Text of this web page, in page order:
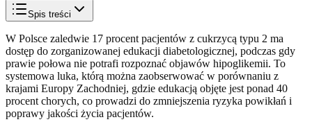
Spis treści
W Polsce zaledwie 17 procent pacjentów z cukrzycą typu 2 ma
dostęp do zorganizowanej edukacji diabetologicznej, podczas gdy
prawie połowa nie potrafi rozpoznać objawów hipoglikemii. To
systemowa luka, którą można zaobserwować w porównaniu z
krajami Europy Zachodniej, gdzie edukacją objęte jest ponad 40
procent chorych, co prowadzi do zmniejszenia ryzyka powikłań i
poprawy jakości życia pacjentów.